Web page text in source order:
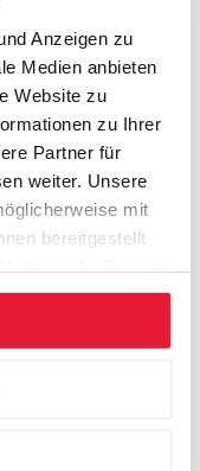
Anzeigen zu
Medien anbieten
Website zu
zu Ihrer
Partner für
weiter. Unsere
mit
bereitgestellt
Management
über 40 Jahren.